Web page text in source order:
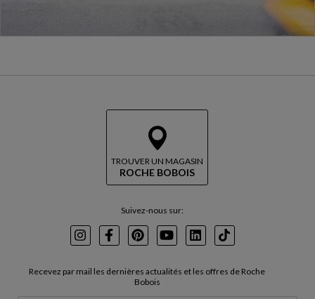
TROUVER UN MAGASIN
ROCHE BOBOIS
Suivez-nous sur:
InstagramFacebookPinterest
YoutubeLinkedInTikTok
Recevez par mail les dernières actualités et les offres de Roche
Bobois